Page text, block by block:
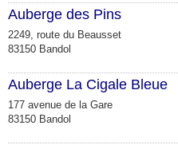
Auberge des Pins
2249, route du Beausset
83150 Bandol
Auberge La Cigale Bleue
177 avenue de la Gare
83150 Bandol